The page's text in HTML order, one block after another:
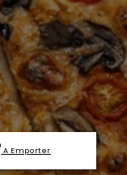
A Emporter